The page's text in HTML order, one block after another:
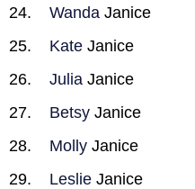
Wanda Janice
Kate Janice
Julia Janice
Betsy Janice
Molly Janice
Leslie Janice